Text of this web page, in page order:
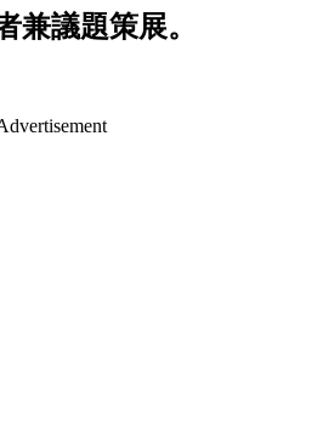
兼議題策展。